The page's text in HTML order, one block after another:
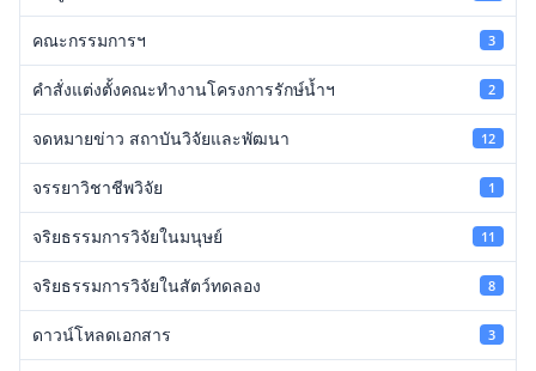
คณะกรรมการฯ 3
คำสั่งแต่งตั้งคณะทำงานโครงการรักษ์น้ำฯ 2
จดหมายข่าว สถาบันวิจัยและพัฒนา 12
จรรยาวิชาชีพวิจัย 1
จริยธรรมการวิจัยในมนุษย์ 11
จริยธรรมการวิจัยในสัตว์ทดลอง 8
ดาวน์โหลดเอกสาร 3